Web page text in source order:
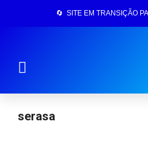
🔄 SITE EM TRANSIÇÃO
serasa